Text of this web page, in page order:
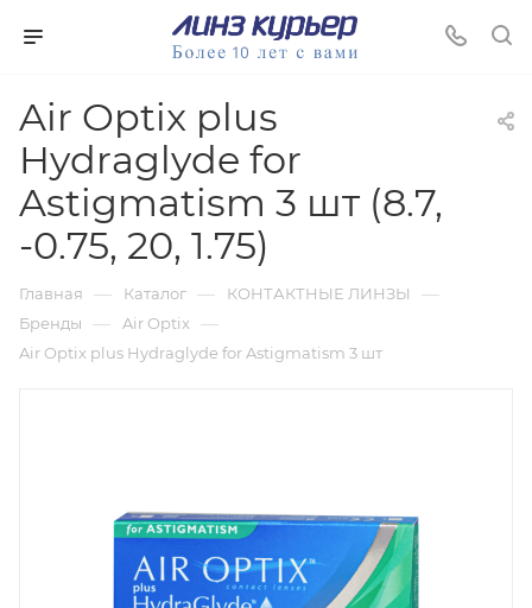
Air Optix plus
Hydraglyde for
Astigmatism 3 шт (8.7,
-0.75, 20, 1.75)
Главная — Каталог — КОНТАКТНЫЕ ЛИНЗЫ —
Бренды — Air Optix —
Air Optix plus Hydraglyde for Astigmatism 3 шт